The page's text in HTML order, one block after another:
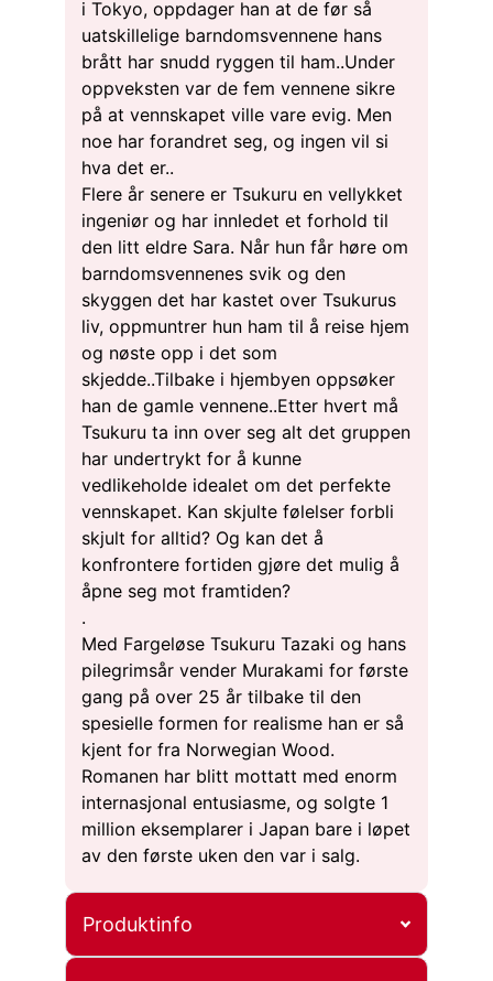
i Tokyo, oppdager han at de før så
uatskillelige barndomsvennene hans
brått har snudd ryggen til ham..Under
oppveksten var de fem vennene sikre
på at vennskapet ville vare evig. Men
noe har forandret seg, og ingen vil si
hva det er..
Flere år senere er Tsukuru en vellykket
ingeniør og har innledet et forhold til
den litt eldre Sara. Når hun får høre om
barndomsvennenes svik og den
skyggen det har kastet over Tsukurus
liv, oppmuntrer hun ham til å reise hjem
og nøste opp i det som
skjedde..Tilbake i hjembyen oppsøker
han de gamle vennene..Etter hvert må
Tsukuru ta inn over seg alt det gruppen
har undertrykt for å kunne
vedlikeholde idealet om det perfekte
vennskapet. Kan skjulte følelser forbli
skjult for alltid? Og kan det å
konfrontere fortiden gjøre det mulig å
åpne seg mot framtiden?
.
Med Fargeløse Tsukuru Tazaki og hans
pilegrimsår vender Murakami for første
gang på over 25 år tilbake til den
spesielle formen for realisme han er så
kjent for fra Norwegian Wood.
Romanen har blitt mottatt med enorm
internasjonal entusiasme, og solgte 1
million eksemplarer i Japan bare i løpet
av den første uken den var i salg.
Produktinfo